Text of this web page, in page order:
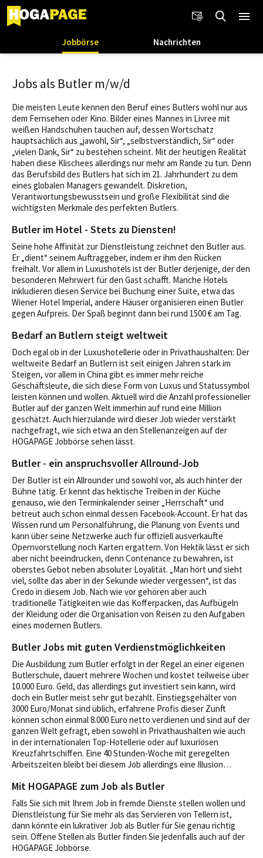
Jobbörse Nachrichten
Jobs als Butler m/w/d
Die meisten Leute kennen den Beruf eines Butlers wohl nur aus
dem Fernsehen oder Kino. Bilder eines Mannes in Livree mit
weißen Handschuhen tauchen auf, dessen Wortschatz
hauptsächlich aus „jawohl, Sir“, „selbstverständlich, Sir“ oder
„vielen Dank, Sir“ zu bestehen scheint. Mit der heutigen Realität
haben diese Klischees allerdings nur mehr am Rande zu tun. Denn
das Berufsbild des Butlers hat sich im 21. Jahrhundert zu dem
eines globalen Managers gewandelt. Diskretion,
Verantwortungsbewusstsein und große Flexibilität sind die
wichtigsten Merkmale des perfekten Butlers.
Butler im Hotel - Stets zu Diensten!
Seine hohe Affinität zur Dienstleistung zeichnet den Butler aus.
Er „dient“ seinem Auftraggeber, indem er ihm den Rücken
freihält. Vor allem in Luxushotels ist der Butler derjenige, der den
besonderen Mehrwert für den Gast schafft. Manche Hotels
inkludieren diesen Service bei Buchung einer Suite, etwa das
Wiener Hotel Imperial, andere Häuser organisieren einen Butler
gegen Aufpreis. Der Spaß beginnt dann bei rund 1500 € am Tag.
Bedarf an Butlern steigt weltweit
Doch egal ob in der Luxushotellerie oder in Privathaushalten: Der
weltweite Bedarf an Butlern ist seit einigen Jahren stark im
Steigen, vor allem in China gibt es immer mehr reiche
Geschäftsleute, die sich diese Form von Luxus und Statussymbol
leisten können und wollen. Aktuell wird die Anzahl professioneller
Butler auf der ganzen Welt immerhin auf rund eine Million
geschätzt. Auch hierzulande wird dieser Job wieder verstärkt
nachgefragt, wie sich etwa an den Stellenanzeigen auf der
HOGAPAGE Jobbörse sehen lässt.
Butler - ein anspruchsvoller Allround-Job
Der Butler ist ein Allrounder und sowohl vor, als auch hinter der
Bühne tätig. Er kennt das hektische Treiben in der Küche
genauso, wie den Terminkalender seiner „Herrschaft“ und
betreut auch schon einmal dessen Facebook-Account. Er hat das
Wissen rund um Personalführung, die Planung von Events und
kann über seine Netzwerke auch für offiziell ausverkaufte
Opernvorstellung noch Karten ergattern. Von Hektik lässt er sich
aber nicht beeindrucken, denn Contenance zu bewahren, ist
oberstes Gebot neben absoluter Loyalität. „Man hört und sieht
viel, sollte das aber in der Sekunde wieder vergessen“, ist das
Credo in diesem Job. Nach wie vor gehören aber auch
traditionelle Tätigkeiten wie das Kofferpacken, das Aufbügeln
der Kleidung oder die Organisation von Reisen zu den Aufgaben
eines modernen Butlers.
Butler Jobs mit guten Verdienstmöglichkeiten
Die Ausbildung zum Butler erfolgt in der Regel an einer eigenen
Butlerschule, dauert mehrere Wochen und kostet teilweise über
10.000 Euro. Geld, das allerdings gut investiert sein kann, wird
doch ein Butler meist sehr gut bezahlt. Einstiegsgehälter von
3000 Euro/Monat sind üblich, erfahrene Profis dieser Zunft
können schon einmal 8.000 Euro netto verdienen und sind auf der
ganzen Welt gefragt, eben sowohl in Privathaushalten wie auch
in der internationalen Top-Hotellerie oder auf luxuriösen
Kreuzfahrtschiffen. Eine 40 Stunden-Woche mit geregelten
Arbeitszeiten bleibt bei diesem Job allerdings eine Illusion…
Mit HOGAPAGE zum Job als Butler
Falls Sie sich mit Ihrem Job in fremde Dienste stellen wollen und
Dienstleistung für Sie mehr als das Servieren von Tellern ist,
dann könnte ein lukrativer Job als Butler für Sie genau richtig
sein. Offene Stellen als Butler finden Sie jedenfalls auch auf der
HOGAPAGE Jobbörse.